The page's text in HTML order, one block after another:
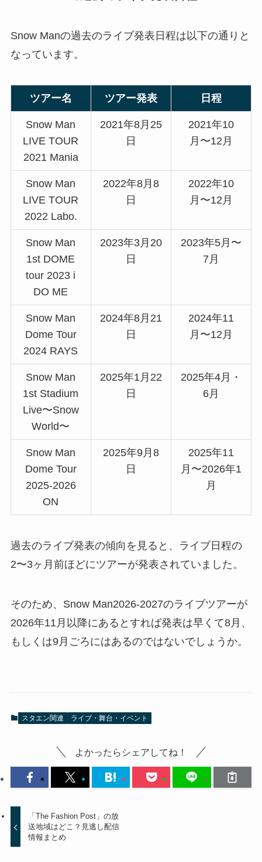
Snow Manの過去のライブ発表日程は以下の通りと
なっています。
ツアー名 ツアー発表 日程
Snow Man
LIVE TOUR
2021 Mania
2021年8月25
日
2021年10
月〜12月
Snow Man
LIVE TOUR
2022 Labo.
2022年8月8
日
2022年10
月〜12月
Snow Man
1st DOME
tour 2023 i
DO ME
2023年3月20
日
2023年5月〜
7月
Snow Man
Dome Tour
2024 RAYS
2024年8月21
日
2024年11
月〜12月
Snow Man
1st Stadium
Live〜Snow
World〜
2025年1月22
日
2025年4月・
6月
Snow Man
Dome Tour
2025-2026
ON
2025年9月8
日
2025年11
月〜2026年1
月
過去のライブ発表の傾向を見ると、ライブ日程の
2〜3ヶ月前ほどにツアーが発表されていました。
そのため、Snow Man2026-2027のライブツアーが
2026年11月以降にあるとすれば発表は早くて8月、
もしくは9月ごろにはあるのではないでしょうか。
スタエン関連 ライブ・舞台・イベント
よかったらシェアしてね！
「The Fashion Post」の放
送地域はどこ？見逃し配信
情報まとめ